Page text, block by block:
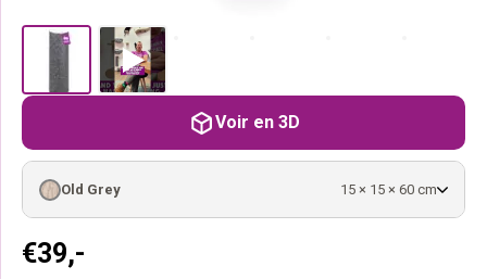
€39,-
Old Grey 15 × 15 × 60 cm
Voir en 3D